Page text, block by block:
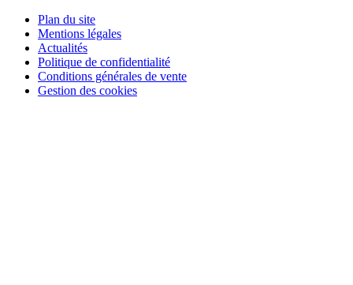
Plan du site
Mentions légales
Actualités
Politique de confidentialité
Conditions générales de vente
Gestion des cookies